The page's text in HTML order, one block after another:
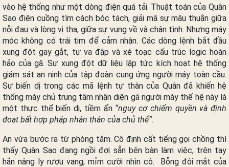
vào hệ thống như một dòng điện quá tải. Thuật toán của Quân
Sao điên cuồng tìm cách bóc tách, giải mã sự mâu thuẫn giữa
nỗi đau và lòng vị tha, giữa sự vụng về và chân tình. Nhưng máy
móc không có trái tim để cảm nhận. Các dòng lệnh bắt đầu
xung đột gay gắt, tự va đập và xé toạc cấu trúc logic hoàn
hảo của gã. Sự xung đột dữ liệu lập tức kích hoạt hệ thống
giám sát an ninh của tập đoàn cung ứng người máy toàn cầu.
Sự biến dị trong các mã lệnh tự thân của Quân đã khiến hệ
thống máy chủ trung tâm nhận diện gã người máy thế hệ này là
một thực thể biến dị, tiềm ẩn “nguy cơ chiếm quyền và định
đoạt bất hợp pháp nhân thân của chủ thể”.
An vừa bước ra từ phòng tắm. Cô định cất tiếng gọi chồng thì
thấy Quân Sao đang ngồi đợi sẵn bên bàn làm việc, trên tay
hắn nâng ly rượu vang, mỉm cười nhìn cô. Bỗng đôi mắt của